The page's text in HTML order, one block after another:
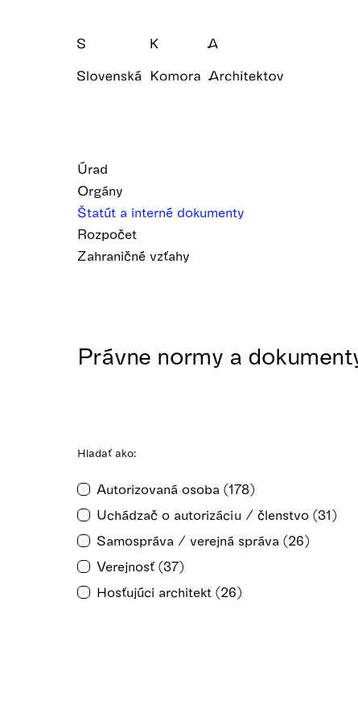
Úrad
Orgány
Štatút a interné dokumenty
Rozpočet
Zahraničné vzťahy
Právne normy a
Hladať ako:
Autorizovaná osoba (178)
Uchádzač o autorizáciu / členstvo (31)
Samospráva / verejná správa (26)
Verejnosť (37)
Hosťujúci architekt (26)